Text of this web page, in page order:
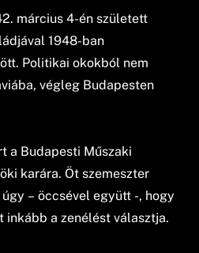
március 4-én született
1948-ban
Politikai okokból nem
végleg Budapesten
a Budapesti Műszaki
karára. Öt szemeszter
– öccsével együtt -, hogy
inkább a zenélést választja.